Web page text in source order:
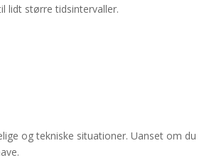
lidt større tidsintervaller.
og tekniske situationer. Uanset om du